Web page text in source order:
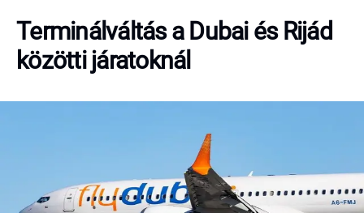
Terminálváltás a Dubai és Rijád
közötti járatoknál